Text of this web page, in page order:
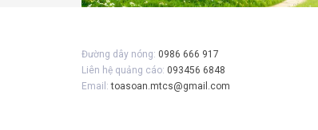
Đường dây nóng: 0986 666 917
Liên hệ quảng cáo: 093456 6848
Email:toasoan.mtcs@gmail.com